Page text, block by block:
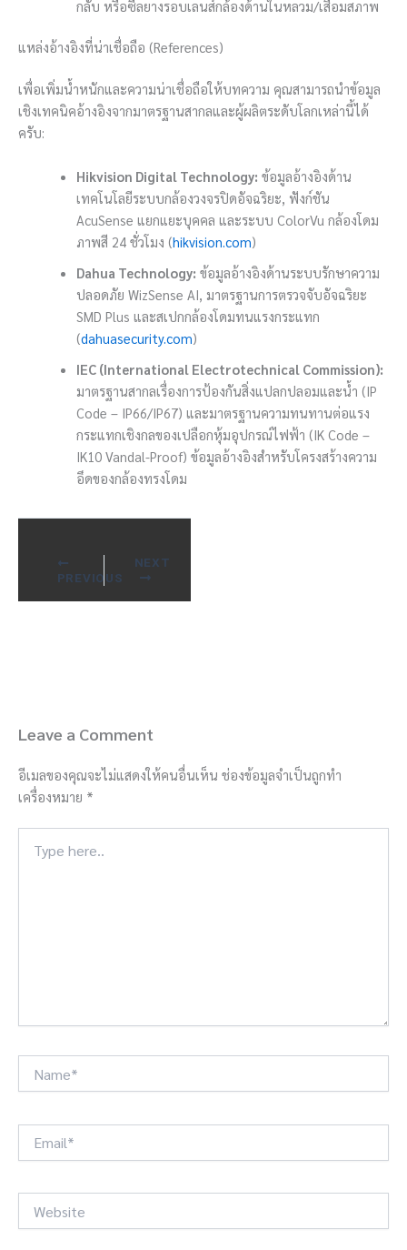
กลับ หรือซีลยางรอบเลนส์กล้องด้านในหลวม/เสื่อมสภาพ
แหล่งอ้างอิงที่น่าเชื่อถือ (References)
เพื่อเพิ่มน้ำหนักและความน่าเชื่อถือให้บทความ คุณสามารถนำข้อมูล
เชิงเทคนิคอ้างอิงจากมาตรฐานสากลและผู้ผลิตระดับโลกเหล่านี้ได้
ครับ:
Hikvision Digital Technology: ข้อมูลอ้างอิงด้าน
เทคโนโลยีระบบกล้องวงจรปิดอัจฉริยะ, ฟังก์ชัน
AcuSense แยกแยะบุคคล และระบบ ColorVu กล้องโดม
ภาพสี 24 ชั่วโมง (hikvision.com)
Dahua Technology: ข้อมูลอ้างอิงด้านระบบรักษาความ
ปลอดภัย WizSense AI, มาตรฐานการตรวจจับอัจฉริยะ
SMD Plus และสเปกกล้องโดมทนแรงกระแทก
(dahuasecurity.com)
IEC (International Electrotechnical Commission):
มาตรฐานสากลเรื่องการป้องกันสิ่งแปลกปลอมและน้ำ (IP
Code – IP66/IP67) และมาตรฐานความทนทานต่อแรง
กระแทกเชิงกลของเปลือกหุ้มอุปกรณ์ไฟฟ้า (IK Code –
IK10 Vandal-Proof) ข้อมูลอ้างอิงสำหรับโครงสร้างความ
อึดของกล้องทรงโดม
PREVIOUS
NEXT
Leave a Comment
อีเมลของคุณจะไม่แสดงให้คนอื่นเห็น ช่องข้อมูลจำเป็นถูกทำ
เครื่องหมาย *
here..